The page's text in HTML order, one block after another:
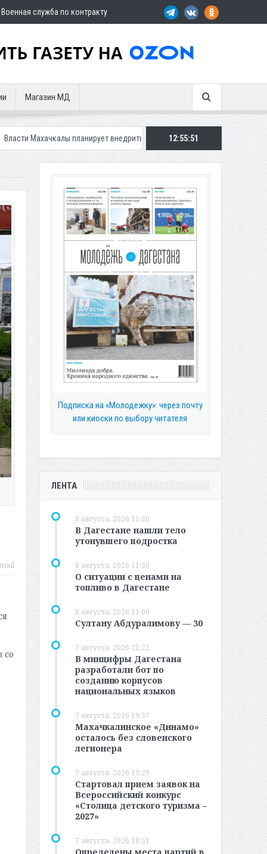
Военная служба по контракту
Магазин МД
планирует внедрить новую систему для улучшения ситуации с
12:55:52
со
Подписка на «Молодежку»: через почту
или киоски по выбору читателя
ЛЕНТА
8 августа, 2026 11:30
В Дагестане нашли тело
утонувшего подростка
8 августа, 2026 11:30
О ситуации с ценами на
топливо в Дагестане
8 августа, 2026 11:00
Султану Абдуралимову — 30
7 августа, 2026 21:22
В минцифры Дагестана
разработали бот по
созданию корпусов
национальных языков
7 августа, 2026 19:37
Махачкалинское «Динамо»
осталось без словенского
легионера
7 августа, 2026 19:29
Стартовал прием заявок на
Всероссийский конкурс
«Столица детского туризма –
2027»
7 августа, 2026 18:51
Определены места партий в